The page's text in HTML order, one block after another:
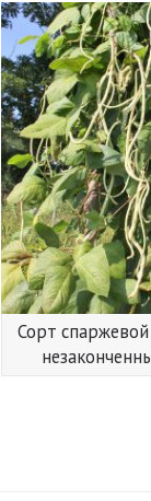
Сорт